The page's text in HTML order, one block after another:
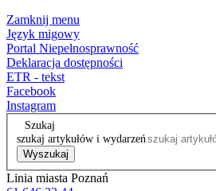
Zamknij menu
Język migowy
Portal Niepełnosprawność
Deklaracja dostępności
ETR - tekst
Facebook
Instagram
Szukaj
szukaj artykułów i wydarzeń
Wyszukaj
Linia miasta Poznań